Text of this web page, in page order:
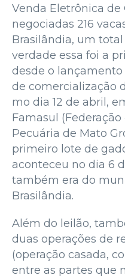
Venda Eletrônica de
negociadas 216
Brasilândia, um total
verdade essa foi a
desde o
de comercialização
mo dia 12 de abril,
Famasul
Pecuária de Mato
primeiro lote de
aconteceu no dia 6
também era do
Brasilândia.
Além do leilão,
duas operações de
(operação casada,
entre as partes que